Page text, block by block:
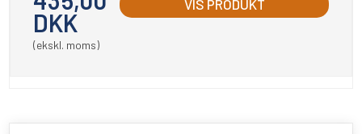
DKK
(ekskl. moms)
VIS PRODUKT